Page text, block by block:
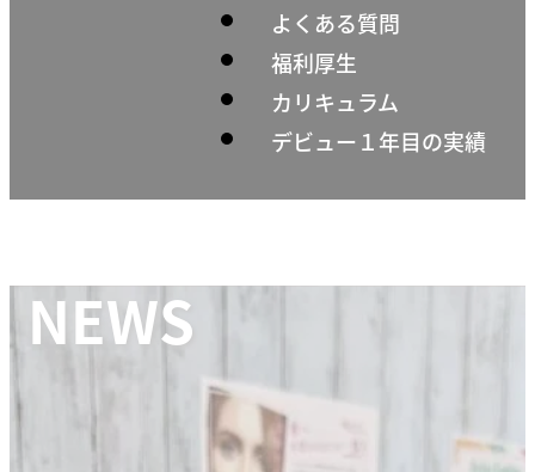
よくある質問
福利厚生
カリキュラム
デビュー１年目の実績
NEWS